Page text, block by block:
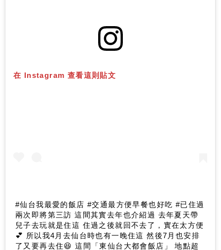
在 Instagram 查看這則貼文
#仙台我最愛的飯店 #交通最方便早餐也好吃 #已住過
兩次即將第三訪 這間其實去年也介紹過 去年夏天帶
兒子去玩就是住這 住過之後就回不去了，實在太方便
💕 所以我4月去仙台時也有一晚住這 然後7月也安排
了又要再去住😆 這間「東仙台大都會飯店」 地點超